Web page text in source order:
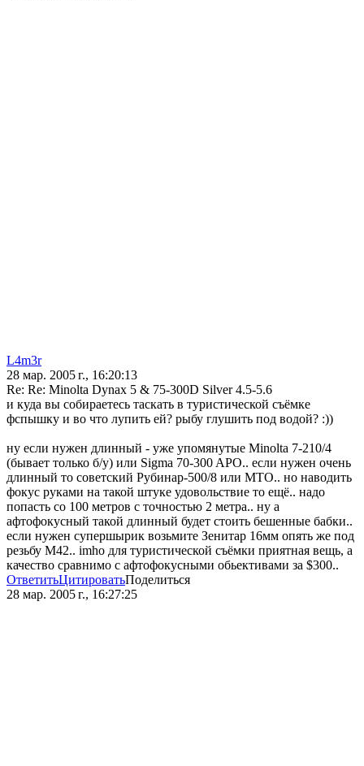
L4m3r
28 мар. 2005 г., 16:20:13
Re: Re: Minolta Dynax 5 & 75-300D Silver 4.5-5.6
и куда вы собираетесь таскать в туристической съёмке
фспышку и во что лупить ей? рыбу глушить под водой? :))
ну если нужен длинный - уже упомянутые Minolta 7-210/4
(бывает только б/у) или Sigma 70-300 APO.. если нужен очень
длинный то советский Рубинар-500/8 или МТО.. но наводить
фокус руками на такой штуке удовольствие то ещё.. надо
попасть со 100 метров с точностью 2 метра.. ну а
афтофокусный такой длинный будет стоить бешенные бабки..
если нужен супершырик возьмите Зенитар 16мм опять же под
резьбу М42.. imho для туристической съёмки приятная вещь, а
качество сравнимо с афтофокусными обьективами за $300..
ОтветитьЦитироватьПоделиться
28 мар. 2005 г., 16:27:25